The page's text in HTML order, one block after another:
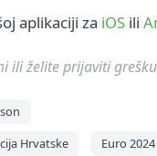
aplikaciji za iOS ili
ili želite prijaviti
Hrvatske
Euro 2024